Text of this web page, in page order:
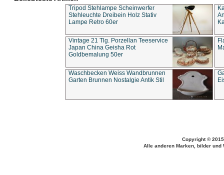
Tripod Stehlampe Scheinwerfer
Stehleuchte Dreibein Holz Stativ
Lampe Retro 60er
Vintage 21 Tlg. Porzellan Teeservice
Japan China Geisha Rot
Goldbemalung 50er
Waschbecken Weiss Wandbrunnen
Garten Brunnen Nostalgie Antik Stil
Copyright ©
Alle anderen Marken, bilder und